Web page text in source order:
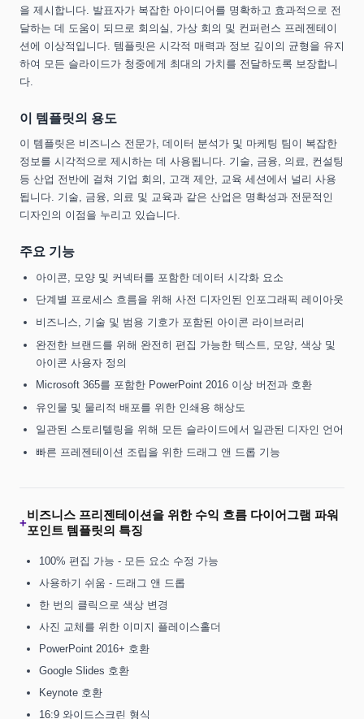
을 제시합니다. 발표자가 복잡한 아이디어를 명확하고 효과적으로 전
달하는 데 도움이 되므로 회의실, 가상 회의 및 컨퍼런스 프레젠테이
션에 이상적입니다. 템플릿은 시각적 매력과 정보 깊이의 균형을 유지
하여 모든 슬라이드가 청중에게 최대의 가치를 전달하도록 보장합니
다.
이 템플릿의 용도
이 템플릿은 비즈니스 전문가, 데이터 분석가 및 마케팅 팀이 복잡한
정보를 시각적으로 제시하는 데 사용됩니다. 기술, 금융, 의료, 컨설팅
등 산업 전반에 걸쳐 기업 회의, 고객 제안, 교육 세션에서 널리 사용
됩니다. 기술, 금융, 의료 및 교육과 같은 산업은 명확성과 전문적인
디자인의 이점을 누리고 있습니다.
주요 기능
아이콘, 모양 및 커넥터를 포함한 데이터 시각화 요소
단계별 프로세스 흐름을 위해 사전 디자인된 인포그래픽 레이아웃
비즈니스, 기술 및 범용 기호가 포함된 아이콘 라이브러리
완전한 브랜드를 위해 완전히 편집 가능한 텍스트, 모양, 색상 및
아이콘 사용자 정의
Microsoft 365를 포함한 PowerPoint 2016 이상 버전과 호환
유인물 및 물리적 배포를 위한 인쇄용 해상도
일관된 스토리텔링을 위해 모든 슬라이드에서 일관된 디자인 언어
빠른 프레젠테이션 조립을 위한 드래그 앤 드롭 기능
+
비즈니스 프리젠테이션을 위한 수익 흐름 다이어그램 파워
포인트 템플릿의 특징
100% 편집 가능 - 모든 요소 수정 가능
사용하기 쉬움 - 드래그 앤 드롭
한 번의 클릭으로 색상 변경
사진 교체를 위한 이미지 플레이스홀더
PowerPoint 2016+ 호환
Google Slides 호환
Keynote 호환
16:9 와이드스크린 형식